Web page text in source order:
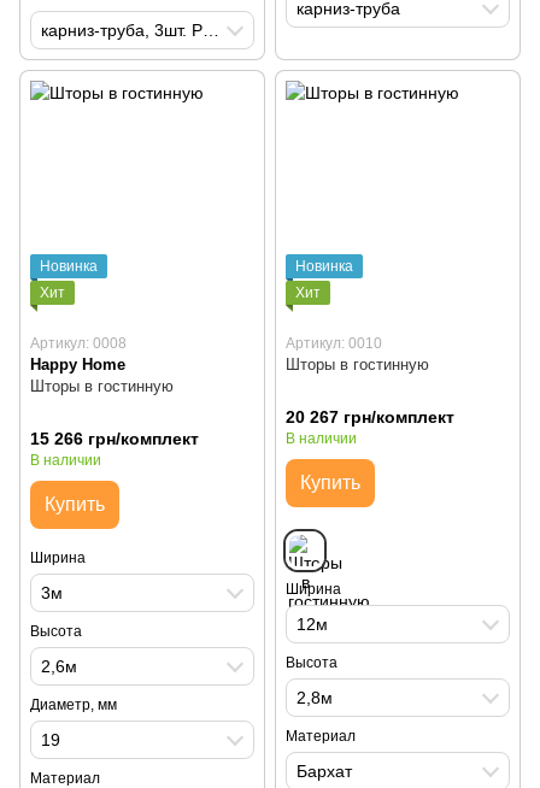
карниз-труба, 3шт. Римская система
карниз-труба
Новинка
Хит
Артикул: 0008
Happy Home
Шторы в гостинную
15 266 грн/комплект
В наличии
Купить
Ширина
3м
Высота
2,6м
Диаметр, мм
19
Материал
Новинка
Хит
Артикул: 0010
Шторы в гостинную
20 267 грн/комплект
В наличии
Купить
Ширина
12м
Высота
2,8м
Материал
Бархат